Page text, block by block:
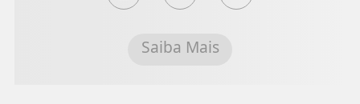
Saiba Mais